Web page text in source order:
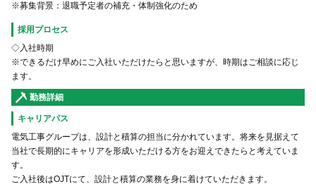
※募集背景：退職予定者の補充・体制強化のため
採用プロセス
◇入社時期
※できるだけ早めにご入社いただけたらと思いますが、時期はご相談に応じ
ます。
勤務詳細
キャリアパス
電気工事グループは、設計と積算の担当に分かれています。将来を見据えて
当社で長期的にキャリアを形成いただける方をお迎えできたらと考えていま
す。
ご入社後はOJTにて、設計と積算の業務を身に着けていただきます。